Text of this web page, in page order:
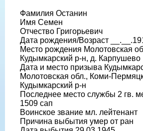
Фамилия Останин
Имя Семен
Отчество Григорьевич
Дата рождения/Возраст
Место рождения Молотовская
Кудымкарский р-н, д. Карпушево
Дата и место призыва
Молотовская обл., Коми-
Кудымкарский р-н
Последнее место службы 2 гв.
1509 сап
Воинское звание мл. лейтенант
Причина выбытия умер от ран